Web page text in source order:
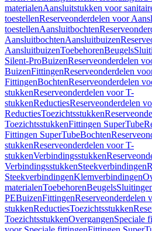
materialenAansluitstukken voor
toestellenReserveonderdelen voor
toestellenAansluitbochten
AansluitbochtenAansluitbuizen
AansluitbuizenToebehorenBeugels
Silent-ProBuizenReserveonderdelen
BuizenFittingenReserveonderdelen
FittingenBochtenReserveonderdelen
stukkenReserveonderdelen voor T-
stukkenReductiesReserveonderdelen
ReductiesToezichtsstukken
ToezichtsstukkenFittingen SuperTube
Fittingen SuperTubeBochten
stukkenReserveonderdelen voor T-
stukkenVerbindingsstukken
VerbindingsstukkenSteekverbindingen
SteekverbindingenKlemverbindingen
materialenToebehorenBeugels
PEBuizenFittingenReserveonderdelen
stukkenReductiesToezichtsstukken
ToezichtsstukkenOvergangenSpeciale